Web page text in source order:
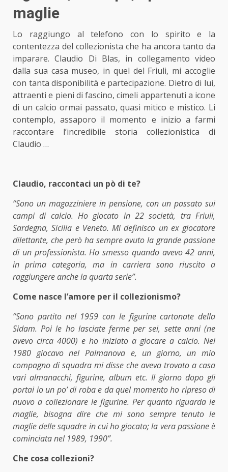
maglie
Lo raggiungo al telefono con lo spirito e la
contentezza del collezionista che ha ancora tanto da
imparare. Claudio Di Blas, in collegamento video
dalla sua casa museo, in quel del Friuli, mi accoglie
con tanta disponibilità e partecipazione. Dietro di lui,
attraenti e pieni di fascino, cimeli appartenuti a icone
di un calcio ormai passato, quasi mitico e mistico. Li
contemplo, assaporo il momento e inizio a farmi
raccontare l’incredibile storia collezionistica di
Claudio …
Claudio, raccontaci un pò di te?
“Sono un magazziniere in pensione, con un passato sui
campi di calcio. Ho giocato in 22 società, tra Friuli,
Sardegna, Sicilia e Veneto. Mi definisco un ex giocatore
dilettante, che però ha sempre avuto la grande passione
di un professionista. Ho smesso quando avevo 42 anni,
in prima categoria, ma in carriera sono riuscito a
raggiungere anche la quarta serie”.
Come nasce l’amore per il collezionismo?
“Sono partito nel 1959 con le figurine cartonate della
Sidam. Poi le ho lasciate ferme per sei, sette anni (ne
avevo circa 4000) e ho iniziato a giocare a calcio. Nel
1980 giocavo nel Palmanova e, un giorno, un mio
compagno di squadra mi disse che aveva trovato a casa
vari almanacchi, figurine, album etc. Il giorno dopo gli
portai io un po’ di roba e da quel momento ho ripreso di
nuovo a collezionare le figurine. Per quanto riguarda le
maglie, bisogna dire che mi sono sempre tenuto le
maglie delle squadre in cui ho giocato; la vera passione è
cominciata nel 1989, 1990”.
Che cosa collezioni?